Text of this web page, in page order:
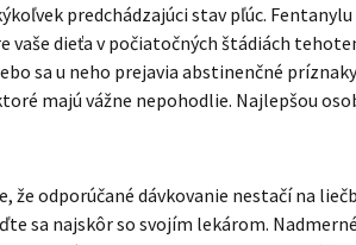
predchádzajúci stav pľúc.
vaše dieťa v počiatočných štádiách
sa u neho prejavia abstinenčné
majú vážne nepohodlie. Najlepšou
že odporúčané dávkovanie nestačí na
sa najskôr so svojím lekárom.